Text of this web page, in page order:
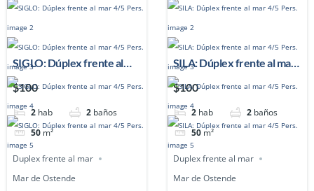
SIGLO: Dúplex frente al
mar 4/5 Pers.
$100
2 hab 2 baños
50 m²
Duplex frente al mar
Mar de Ostende
SILA: Dúplex frente al mar
4/5 Pers.
$100
2 hab 2 baños
50 m²
Duplex frente al mar
Mar de Ostende